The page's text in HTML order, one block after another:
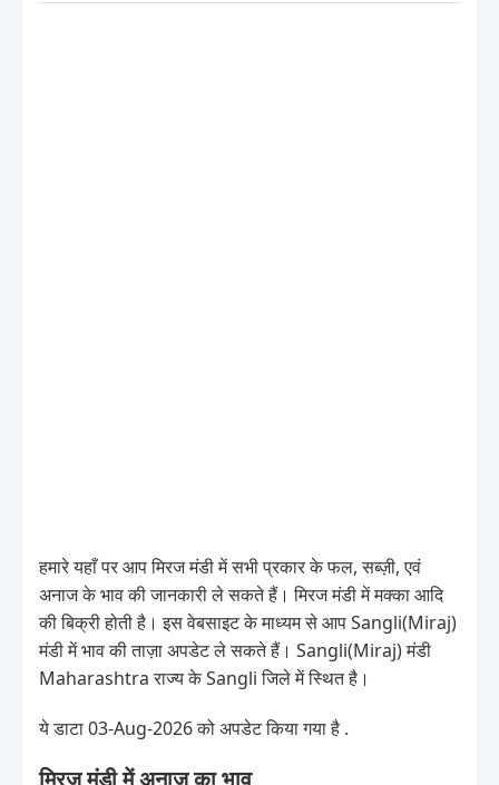
हमारे यहाँ पर आप मिरज मंडी में सभी प्रकार के फल, सब्ज़ी, एवं
अनाज के भाव की जानकारी ले सकते हैं। मिरज मंडी में मक्का आदि
की बिक्री होती है। इस वेबसाइट के माध्यम से आप Sangli(Miraj)
मंडी में भाव की ताज़ा अपडेट ले सकते हैं। Sangli(Miraj) मंडी
Maharashtra राज्य के Sangli जिले में स्थित है।
ये डाटा 03-Aug-2026 को अपडेट किया गया है .
मिरज मंडी में अनाज का भाव